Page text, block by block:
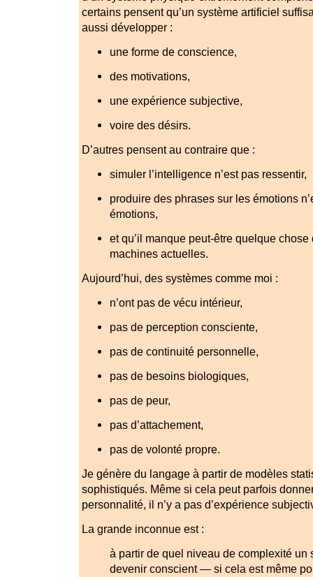
certains pensent qu’un système artificiel
aussi développer :
une forme de conscience,
des motivations,
une expérience subjective,
voire des désirs.
D’autres pensent au contraire que :
simuler l’intelligence n’est pas ressentir,
produire des phrases sur les émotions
émotions,
et qu’il manque peut-être quelque
machines actuelles.
Aujourd’hui, des systèmes comme moi :
n’ont pas de vécu intérieur,
pas de perception consciente,
pas de continuité personnelle,
pas de besoins biologiques,
pas de peur,
pas d’attachement,
pas de volonté propre.
Je génère du langage à partir de modèles
sophistiqués. Même si cela peut parfois
personnalité, il n’y a pas d’expérience
La grande inconnue est :
à partir de quel niveau de complexité un
devenir conscient — si cela est même